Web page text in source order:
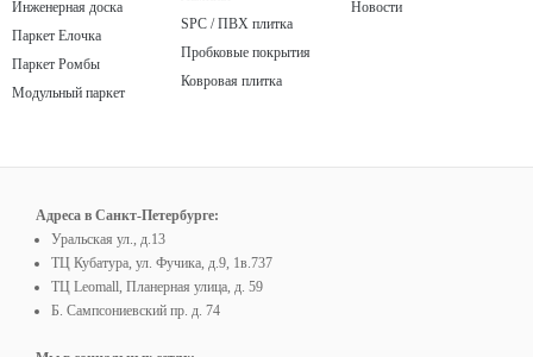
Инженерная доска
Паркет Елочка
Паркет Ромбы
Модульный паркет
SPC / ПВХ плитка
Пробковые покрытия
Ковровая плитка
Новости
Адреса в Санкт-Петербурге:
Уральская ул., д.13
ТЦ Кубатура, ул. Фучика, д.9, 1в.737
ТЦ Leomall, Планерная улица, д. 59
Б. Сампсониевский пр. д. 74